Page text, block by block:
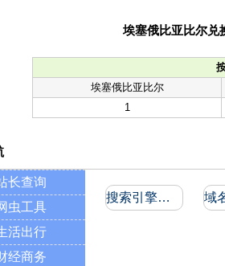
埃塞俄比亚比尔兑
埃塞俄比亚比尔
1
长查询
虫工具
活出行
经商务
搜索引擎收录和反向链接